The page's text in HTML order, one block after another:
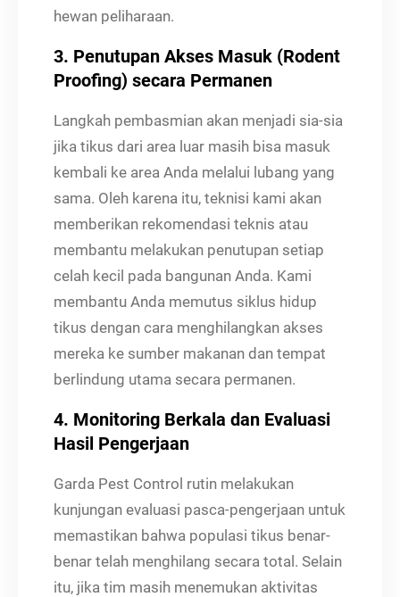
hewan peliharaan.
3. Penutupan Akses Masuk (Rodent
Proofing) secara Permanen
Langkah pembasmian akan menjadi sia-sia
jika tikus dari area luar masih bisa masuk
kembali ke area Anda melalui lubang yang
sama. Oleh karena itu, teknisi kami akan
memberikan rekomendasi teknis atau
membantu melakukan penutupan setiap
celah kecil pada bangunan Anda. Kami
membantu Anda memutus siklus hidup
tikus dengan cara menghilangkan akses
mereka ke sumber makanan dan tempat
berlindung utama secara permanen.
4. Monitoring Berkala dan Evaluasi
Hasil Pengerjaan
Garda Pest Control rutin melakukan
kunjungan evaluasi pasca-pengerjaan untuk
memastikan bahwa populasi tikus benar-
benar telah menghilang secara total. Selain
itu, jika tim masih menemukan aktivitas